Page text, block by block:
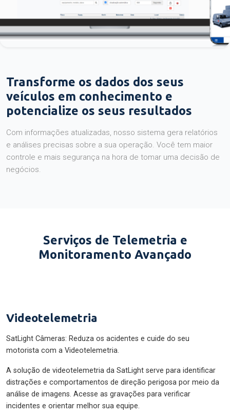
Transforme os dados dos seus
veículos em conhecimento e
potencialize os seus resultados
Com informações atualizadas, nosso sistema gera relatórios
e análises precisas sobre a sua operação. Você tem maior
controle e mais segurança na hora de tomar uma decisão de
negócios.
Serviços de Telemetria e
Monitoramento Avançado
Videotelemetria
SatLight Câmeras: Reduza os acidentes e cuide do seu
motorista com a Videotelemetria.
A solução de videotelemetria da SatLight serve para identificar
distrações e comportamentos de direção perigosa por meio da
análise de imagens. Acesse as gravações para verificar
incidentes e orientar melhor sua equipe.